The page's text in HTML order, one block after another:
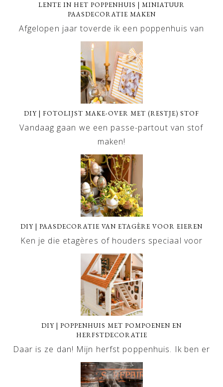
LENTE IN HET POPPENHUIS | MINIATUUR
PAASDECORATIE MAKEN
Afgelopen jaar toverde ik een poppenhuis van
DIY | FOTOLIJST MAKE-OVER MET (RESTJE) STOF
Vandaag gaan we een passe-partout van stof
maken!
DIY | PAASDECORATIE VAN ETAGÈRE VOOR EIEREN
Ken je die etagères of houders speciaal voor
DIY | POPPENHUIS MET POMPOENEN EN
HERFSTDECORATIE
Daar is ze dan! Mijn herfst poppenhuis. Ik ben er